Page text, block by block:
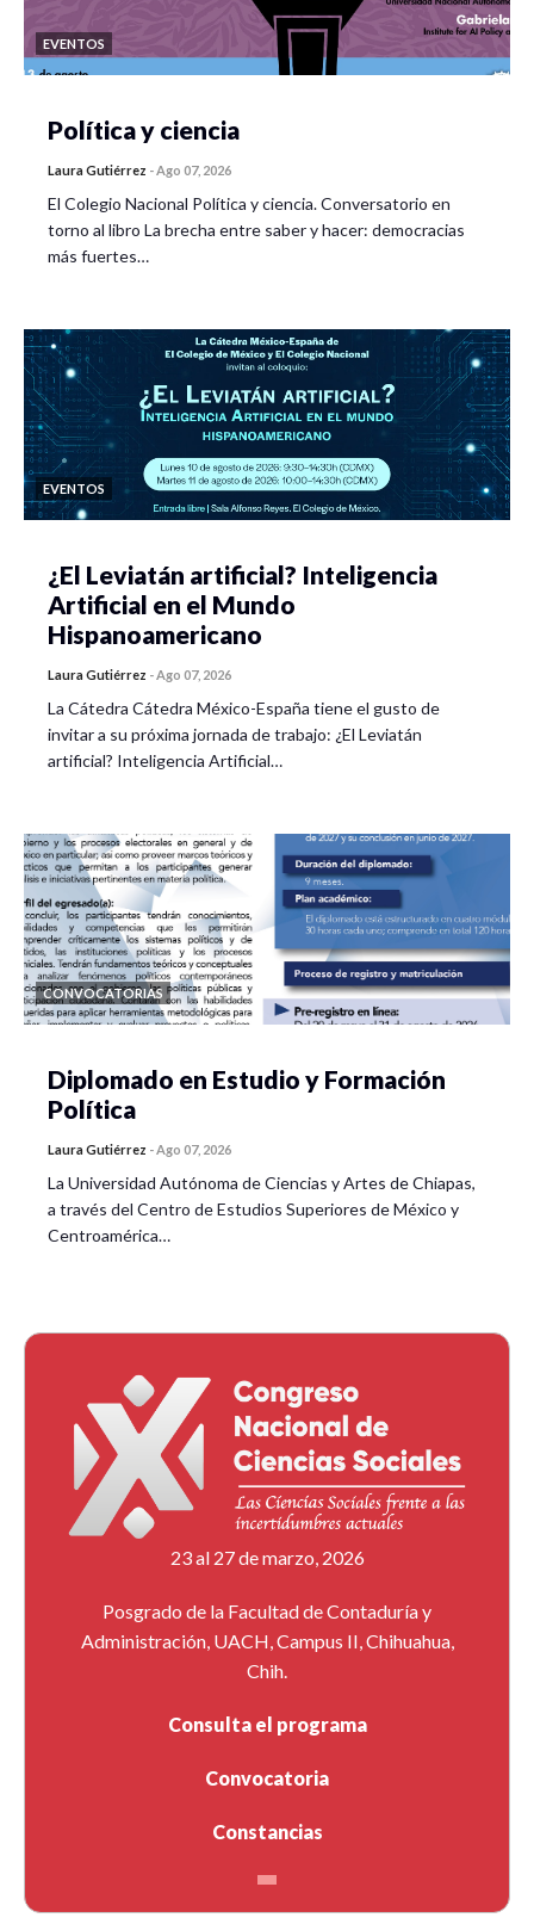
EVENTOS
Política y ciencia
Laura Gutiérrez -Ago 07, 2026
El Colegio Nacional Política y ciencia. Conversatorio en
torno al libro La brecha entre saber y hacer: democracias
más fuertes…
EVENTOS
¿El Leviatán artificial? Inteligencia
Artificial en el Mundo
Hispanoamericano
Laura Gutiérrez -Ago 07, 2026
La Cátedra Cátedra México-España tiene el gusto de
invitar a su próxima jornada de trabajo: ¿El Leviatán
artificial? Inteligencia Artificial…
CONVOCATORIAS
Diplomado en Estudio y Formación
Política
Laura Gutiérrez -Ago 07, 2026
La Universidad Autónoma de Ciencias y Artes de Chiapas,
a través del Centro de Estudios Superiores de México y
Centroamérica…
23 al 27 de marzo, 2026
Posgrado de la Facultad de Contaduría y
Administración, UACH, Campus II, Chihuahua,
Chih.
Consulta el programa
Convocatoria
Constancias